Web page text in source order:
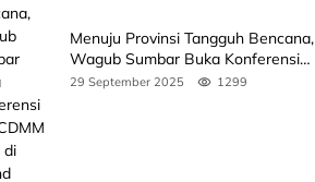
Menuju Provinsi Tangguh Bencana,
Wagub Sumbar Buka Konferensi
3rd ICDMM 2025 di Unand
29 September 2025 1299